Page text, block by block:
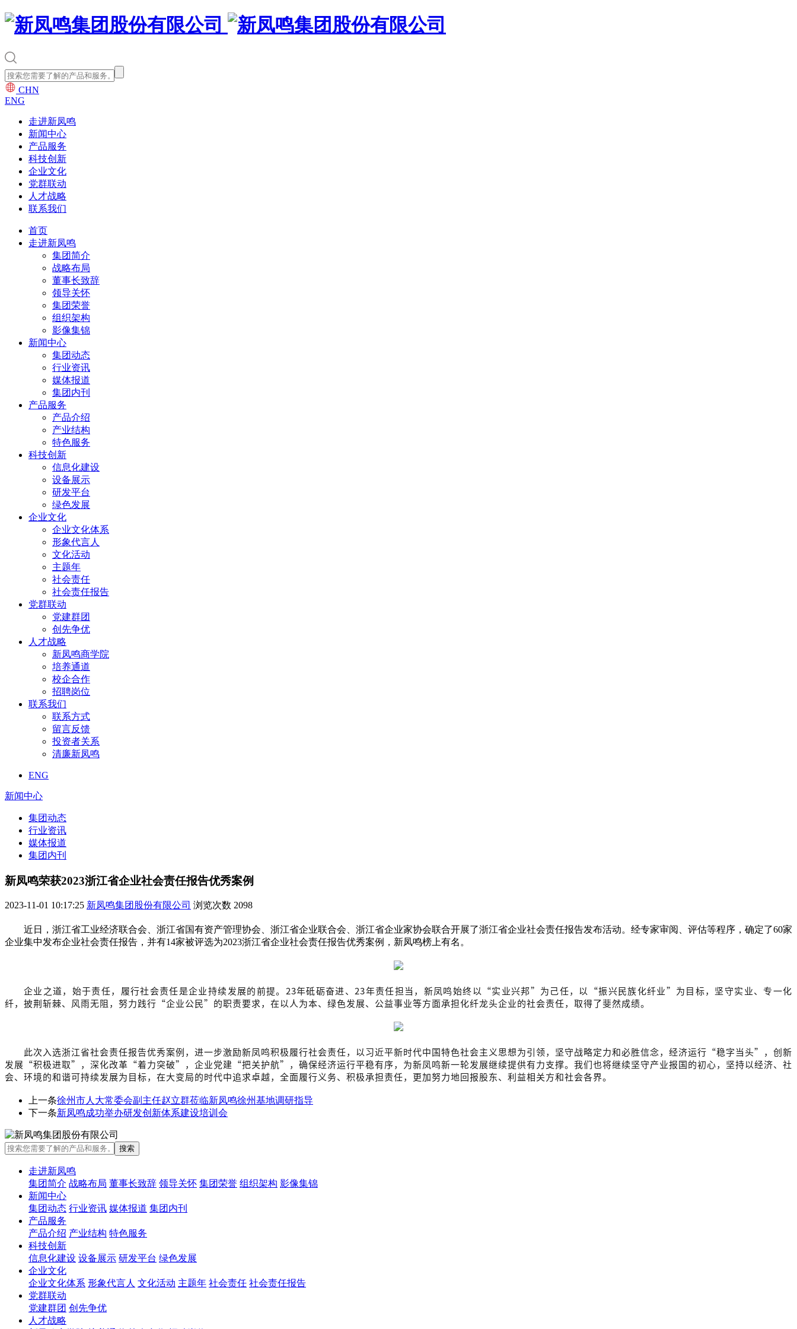
CHN
ENG
走进新凤鸣
新闻中心
产品服务
科技创新
企业文化
党群联动
人才战略
联系我们
首页
走进新凤鸣
集团简介
战略布局
董事长致辞
领导关怀
集团荣誉
组织架构
影像集锦
新闻中心
集团动态
行业资讯
媒体报道
集团内刊
产品服务
产品介绍
产业结构
特色服务
科技创新
信息化建设
设备展示
研发平台
绿色发展
企业文化
企业文化体系
形象代言人
文化活动
主题年
社会责任
社会责任报告
党群联动
党建群团
创先争优
人才战略
新凤鸣商学院
培养通道
校企合作
招聘岗位
联系我们
联系方式
留言反馈
投资者关系
清廉新凤鸣
ENG
新闻中心
集团动态
行业资讯
媒体报道
集团内刊
新凤鸣荣获2023浙江省企业社会责任报告优秀案例
2023-11-01 10:17:25 新凤鸣集团股份有限公司 浏览次数 2098
近日，浙江省工业经济联合会、浙江省国有资产管理协会、浙江省企业联合会、浙江省企业家协会联合开展了浙江省企业社会责任报告发布活动。经专家审阅、评估等程序，确定了60家
企业集中发布企业社会责任报告，并有14家被评选为2023浙江省企业社会责任报告优秀案例，新凤鸣榜上有名。
企业之道，始于责任，履行社会责任是企业持续发展的前提。23年砥砺奋进、23年责任担当，新凤鸣始终以“实业兴邦”为己任，以“振兴民族化纤业”为目标，坚守实业、专一化
纤，披荆斩棘、风雨无阻，努力践行“企业公民”的职责要求，在以人为本、绿色发展、公益事业等方面承担化纤龙头企业的社会责任，取得了斐然成绩。
此次入选浙江省社会责任报告优秀案例，进一步激励新凤鸣积极履行社会责任，以习近平新时代中国特色社会主义思想为引领，坚守战略定力和必胜信念，经济运行“稳字当头”，创新
发展“积极进取”，深化改革“着力突破”，企业党建“把关护航”，确保经济运行平稳有序，为新凤鸣新一轮发展继续提供有力支撑。我们也将继续坚守产业报国的初心，坚持以经济、社
会、环境的和谐可持续发展为目标，在大变局的时代中追求卓越，全面履行义务、积极承担责任，更加努力地回报股东、利益相关方和社会各界。
上一条徐州市人大常委会副主任赵立群莅临新凤鸣徐州基地调研指导
下一条新凤鸣成功举办研发创新体系建设培训会
走进新凤鸣
集团简介 战略布局 董事长致辞 领导关怀 集团荣誉 组织架构 影像集锦
新闻中心
集团动态 行业资讯 媒体报道 集团内刊
产品服务
产品介绍 产业结构 特色服务
科技创新
信息化建设 设备展示 研发平台 绿色发展
企业文化
企业文化体系 形象代言人 文化活动 主题年 社会责任 社会责任报告
党群联动
党建群团 创先争优
人才战略